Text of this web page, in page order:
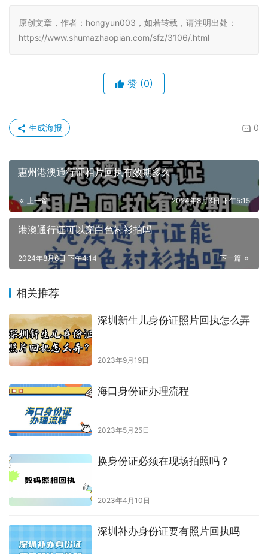
原创文章，作者：hongyun003，如若转载，请注明出处：
https://www.shumazhaopian.com/sfz/3106/.html
赞 (0)
0
生成海报
惠州港澳通行证相片回执有效期多久
上一篇 2024年8月3日 下午5:15
港澳通行证可以穿白色衬衫拍吗
下一篇
2024年8月6日 下午4:14
相关推荐
深圳新生儿身份证照片回执怎么弄
2023年9月19日
海口身份证办理流程
2023年5月25日
换身份证必须在现场拍照吗？
2023年4月10日
深圳补办身份证要有照片回执吗